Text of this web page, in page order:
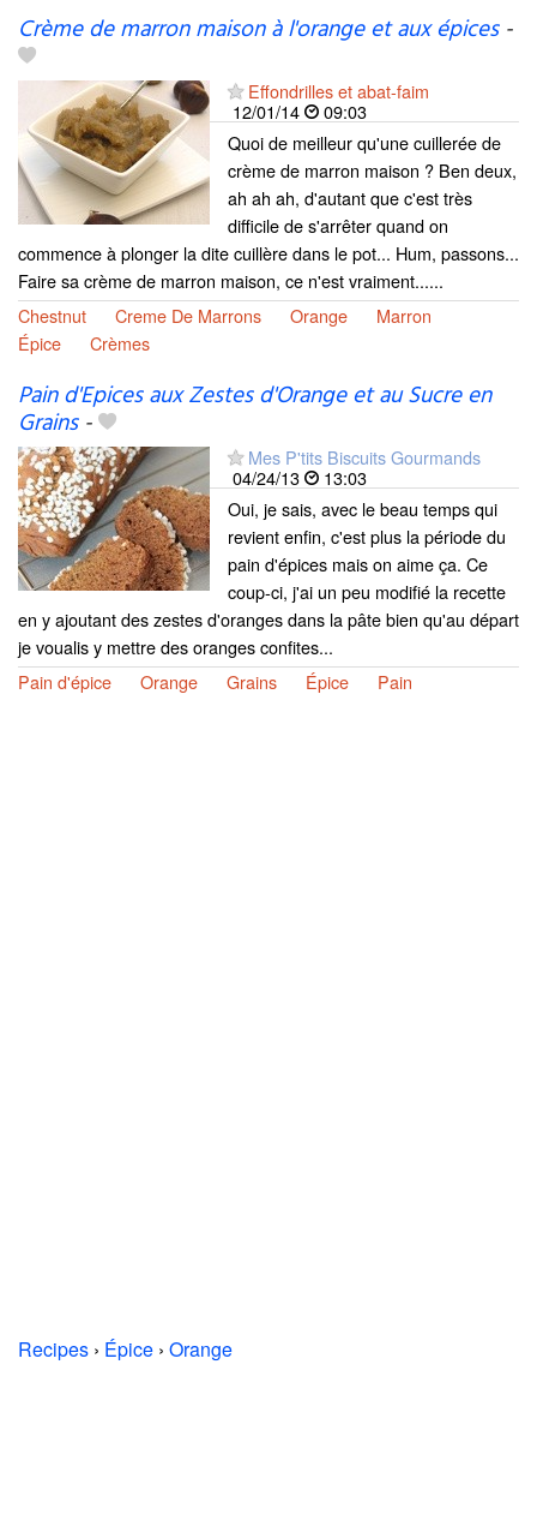
Crème de marron maison à l'orange et aux épices-
Effondrilles et abat-faim
12/01/14
09:03
Quoi de meilleur qu'une cuillerée de
crème de marron maison ? Ben deux,
ah ah ah, d'autant que c'est très
difficile de s'arrêter quand on
commence à plonger la dite cuillère dans le pot... Hum, passons...
Faire sa crème de marron maison, ce n'est vraiment......
Chestnut
Creme De Marrons Orange
Marron
Épice
Crèmes
Pain d'Epices aux Zestes d'Orange et au Sucre en
Grains-
Mes P'tits Biscuits Gourmands
04/24/13
13:03
Oui, je sais, avec le beau temps qui
revient enfin, c'est plus la période du
pain d'épices mais on aime ça. Ce
coup-ci, j'ai un peu modifié la recette
en y ajoutant des zestes d'oranges dans la pâte bien qu'au départ
je voualis y mettre des oranges confites...
Pain d'épice
Orange Grains Épice Pain
Recipes › Épice › Orange